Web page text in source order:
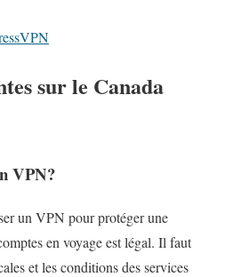
sur le Canada
VPN?
un VPN pour protéger une
en voyage est légal. Il faut
et les conditions des services